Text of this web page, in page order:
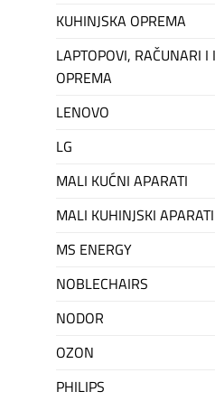
KUHINJSKA OPREMA
LAPTOPOVI, RAČUNARI I
OPREMA
LENOVO
LG
MALI KUĆNI APARATI
MALI KUHINJSKI APARATI
MS ENERGY
NOBLECHAIRS
NODOR
OZON
PHILIPS
MS ENERGY